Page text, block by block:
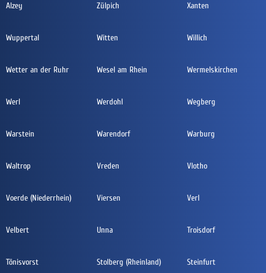
Alzey Zülpich Xanten
Wuppertal Witten Willich
Wetter an der Ruhr Wesel am Rhein Wermelskirchen
Werl Werdohl Wegberg
Warstein Warendorf Warburg
Waltrop Vreden Vlotho
Voerde (Niederrhein) Viersen Verl
Velbert Unna Troisdorf
Tönisvorst Stolberg (Rheinland) Steinfurt